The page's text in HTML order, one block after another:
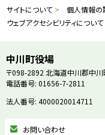
文
る
メ
ニ
サ
ト
情
報
サイトについて 個人情報の
ウェブアクセシビリティについて
中川町役場
〒098-2892 北海道中川郡中
電話番号: 01656-7-2811
法人番号: 4000020014711
お問い合わせ